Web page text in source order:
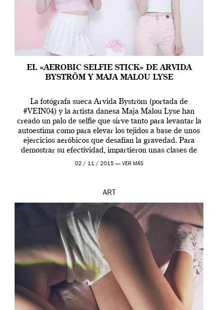
EL «AEROBIC SELFIE STICK» DE ARVIDA
BYSTRÖM Y MAJA MALOU LYSE
La fotógrafa sueca Arvida Byström (portada de
#VEIN04) y la artista danesa Maja Malou Lyse han
creado un palo de selfie que sirve tanto para levantar la
autoestima como para elevar los tejidos a base de unos
ejercicios aeróbicos que desafían la gravedad. Para
demostrar su efectividad, impartieron unas clases de
prueba en el Tate […]
02 / 11 / 2015 — VER MÁS
ART